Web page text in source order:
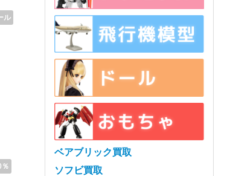
ル
％
ベアブリック買取
ソフビ買取